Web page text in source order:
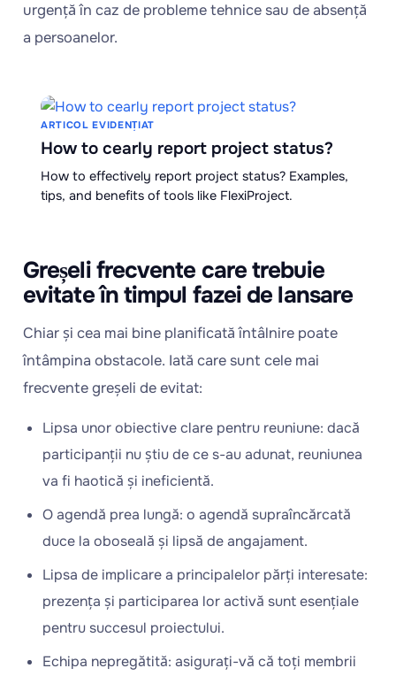
urgență în caz de probleme tehnice sau de absență
a persoanelor.
ARTICOL EVIDENȚIAT
How to cearly report project status?
How to effectively report project status? Examples,
tips, and benefits of tools like FlexiProject.
Greșeli frecvente care trebuie
evitate în timpul fazei de lansare
Chiar și cea mai bine planificată întâlnire poate
întâmpina obstacole. Iată care sunt cele mai
frecvente greșeli de evitat:
Lipsa unor obiective clare pentru reuniune: dacă
participanții nu știu de ce s-au adunat, reuniunea
va fi haotică și ineficientă.
O agendă prea lungă: o agendă supraîncărcată
duce la oboseală și lipsă de angajament.
Lipsa de implicare a principalelor părți interesate:
prezența și participarea lor activă sunt esențiale
pentru succesul proiectului.
Echipa nepregătită: asigurați-vă că toți membrii